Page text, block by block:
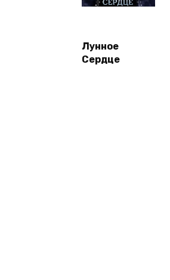
Лунное
Сердце